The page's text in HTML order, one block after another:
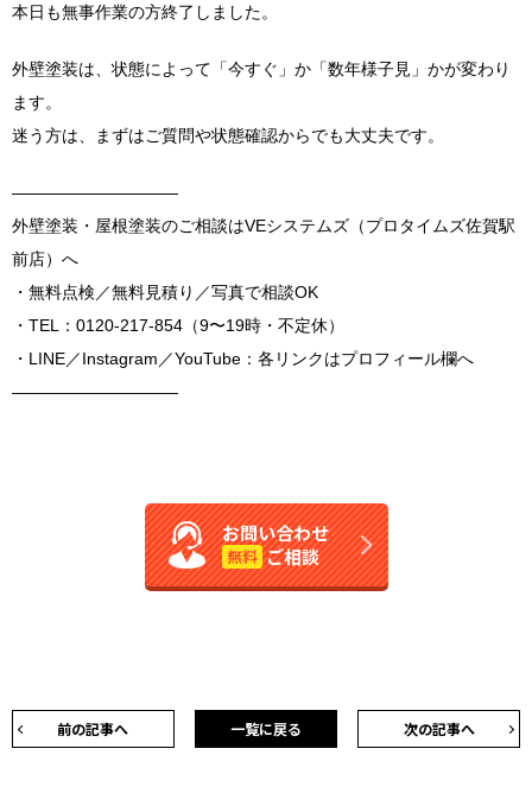
本日も無事作業の方終了しました。
外壁塗装は、状態によって「今すぐ」か「数年様子見」かが変わり
ます。
迷う方は、まずはご質問や状態確認からでも大丈夫です。
――――――――――
外壁塗装・屋根塗装のご相談はVEシステムズ（プロタイムズ佐賀駅
前店）へ
・無料点検／無料見積り／写真で相談OK
・TEL：0120-217-854（9〜19時・不定休）
・LINE／Instagram／YouTube：各リンクはプロフィール欄へ
――――――――――
お問い合わせ
無料 ご相談
前の記事へ 次の記事へ
一覧に戻る